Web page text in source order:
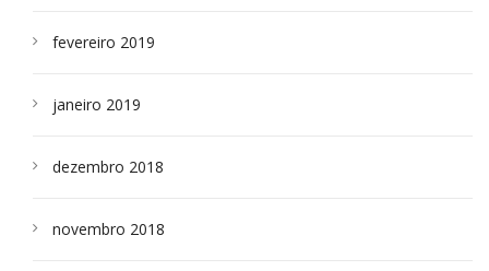
fevereiro 2019
janeiro 2019
dezembro 2018
novembro 2018